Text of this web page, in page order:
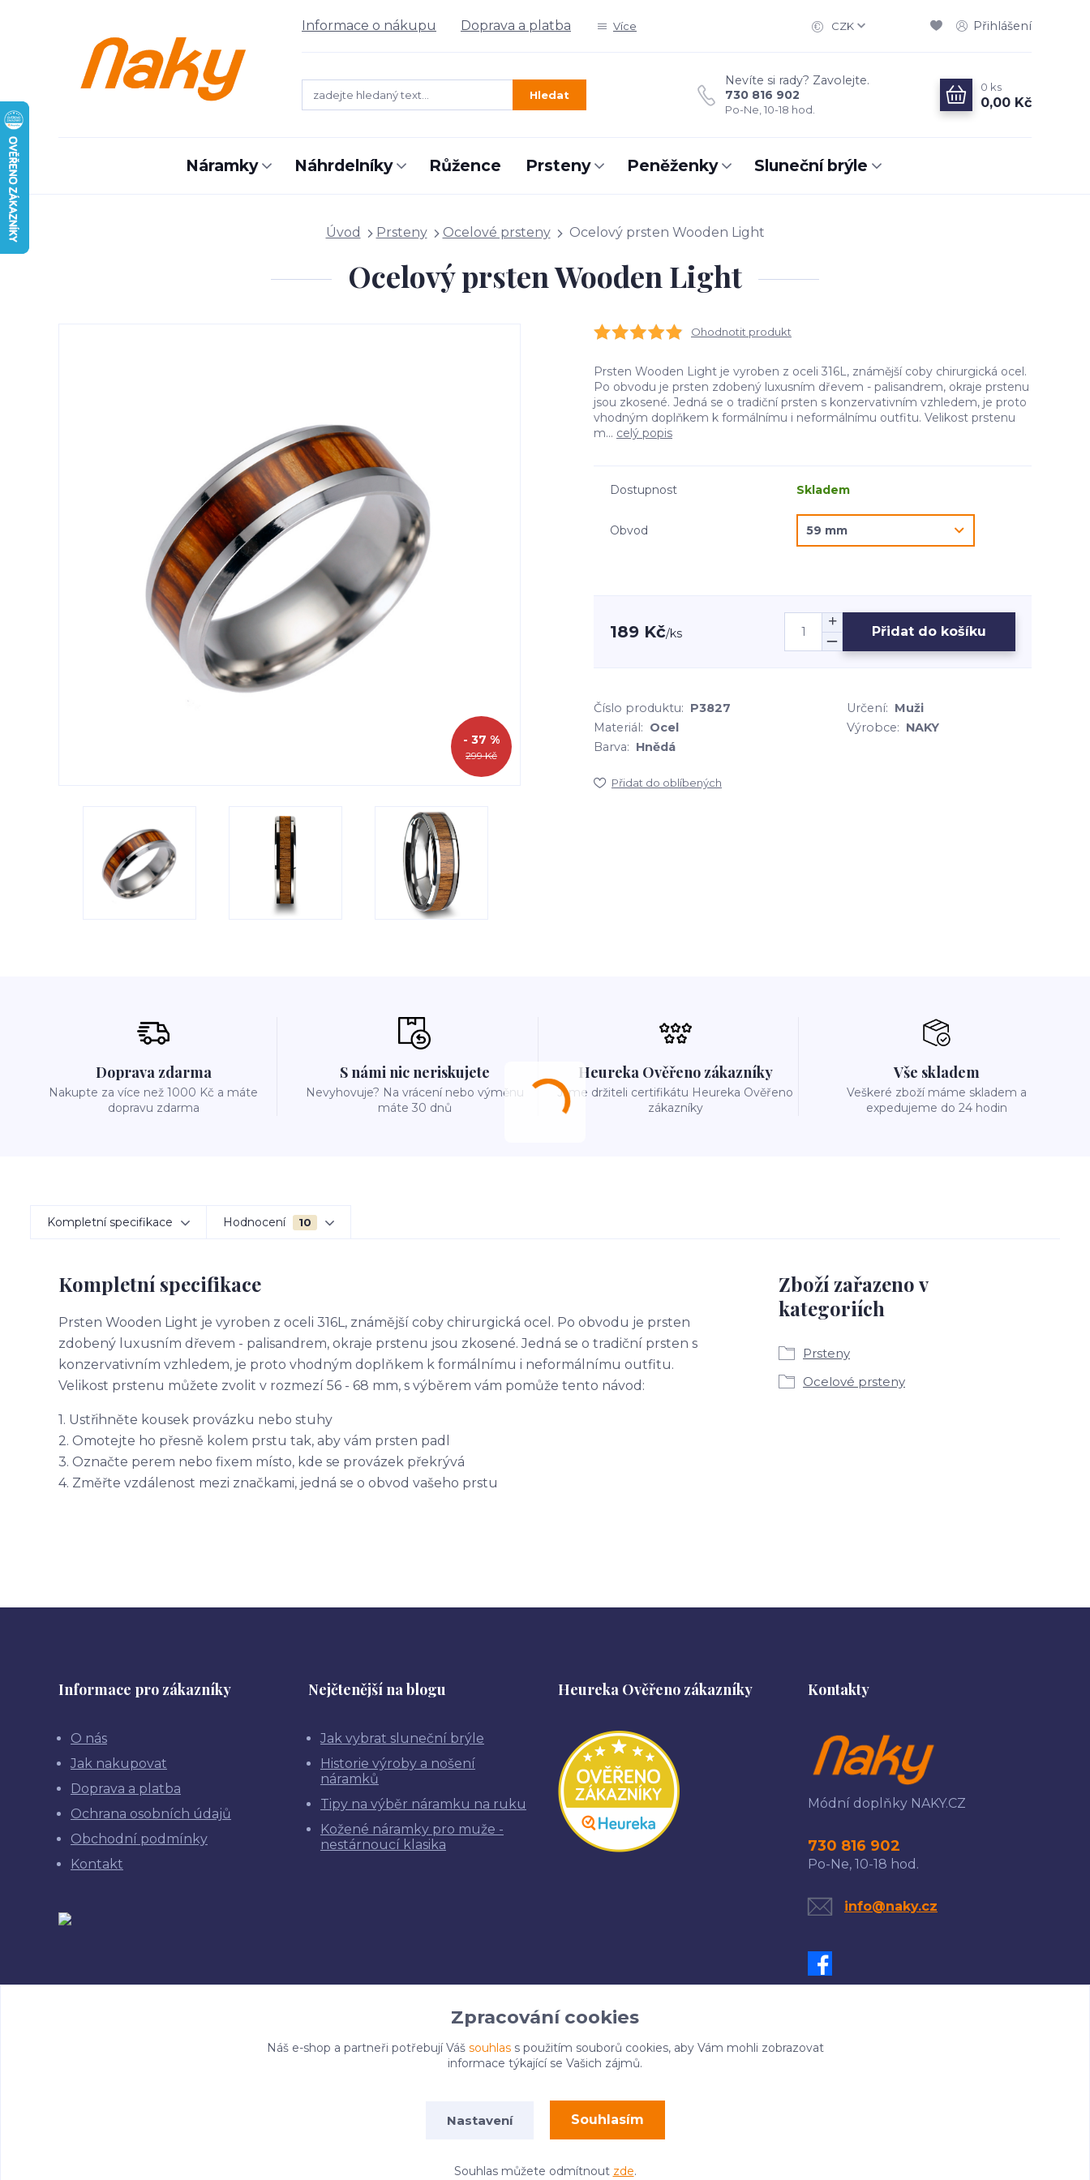
Informace o nákupu Doprava a platba Více CZK Přihlášení
Hledat
Nevíte si rady? Zavolejte.
730 816 902
Po-Ne, 10-18 hod.
0 ks
0,00 Kč
Náramky Náhrdelníky Růžence Prsteny Peněženky Sluneční brýle
Úvod Prsteny Ocelové prsteny Ocelový prsten Wooden Light
Ocelový prsten Wooden Light
299 Kč
- 37 %
Ohodnotit produkt
Prsten Wooden Light je vyroben z oceli 316L, známější coby chirurgická ocel.
Po obvodu je prsten zdobený luxusním dřevem - palisandrem, okraje prstenu
jsou zkosené. Jedná se o tradiční prsten s konzervativním vzhledem, je proto
vhodným doplňkem k formálnímu i neformálnímu outfitu. Velikost prstenu
m... celý popis
Dostupnost Skladem
Obvod
189 Kč/ks Přidat do košíku
Číslo produktu: P3827 Určení: Muži
Materiál: Ocel Výrobce: NAKY
Barva: Hnědá
Přidat do oblíbených
Doprava zdarma
Nakupte za více než 1000 Kč a máte
dopravu zdarma
S námi nic neriskujete
Nevyhovuje? Na vrácení nebo výměnu
máte 30 dnů
Heureka Ověřeno zákazníky
Jsme držiteli certifikátu Heureka Ověřeno
zákazníky
Vše skladem
Veškeré zboží máme skladem a
expedujeme do 24 hodin
Kompletní specifikace Hodnocení 10
Kompletní specifikace
Prsten Wooden Light je vyroben z oceli 316L, známější coby chirurgická ocel. Po obvodu je prsten
zdobený luxusním dřevem - palisandrem, okraje prstenu jsou zkosené. Jedná se o tradiční prsten s
konzervativním vzhledem, je proto vhodným doplňkem k formálnímu i neformálnímu outfitu.
Velikost prstenu můžete zvolit v rozmezí 56 - 68 mm, s výběrem vám pomůže tento návod:
1. Ustřihněte kousek provázku nebo stuhy
2. Omotejte ho přesně kolem prstu tak, aby vám prsten padl
3. Označte perem nebo fixem místo, kde se provázek překrývá
4. Změřte vzdálenost mezi značkami, jedná se o obvod vašeho prstu
Zboží zařazeno v
kategoriích
Prsteny
Ocelové prsteny
Informace pro zákazníky
O nás
Jak nakupovat
Doprava a platba
Ochrana osobních údajů
Obchodní podmínky
Kontakt
Nejčtenější na blogu
Jak vybrat sluneční brýle
Historie výroby a nošení
náramků
Tipy na výběr náramku na ruku
Kožené náramky pro muže -
nestárnoucí klasika
Heureka Ověřeno zákazníky Kontakty
Módní doplňky NAKY.CZ
730 816 902
Po-Ne, 10-18 hod.
info@naky.cz
Zpracování cookies
Náš e-shop a partneři potřebují Váš souhlass použitím souborů cookies, aby Vám mohli zobrazovat
informace týkající se Vašich zájmů.
Nastavení Souhlasím
Souhlas můžete odmítnout zde.